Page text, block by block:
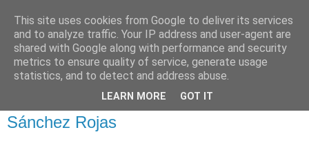
82 aniversario de la muerte de José
Sánchez Rojas
This site uses cookies from Google to deliver its services
and to analyze traffic. Your IP address and user-agent are
shared with Google along with performance and security
metrics to ensure quality of service, generate usage
statistics, and to detect and address abuse.
LEARN MORE GOT IT